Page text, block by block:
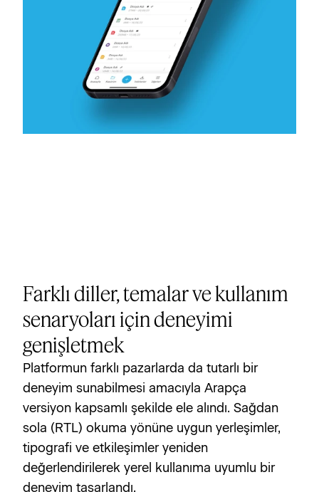
Farklı diller, temalar ve kullanım
senaryoları için deneyimi
genişletmek
Platformun farklı pazarlarda da tutarlı bir
deneyim sunabilmesi amacıyla Arapça
versiyon kapsamlı şekilde ele alındı. Sağdan
sola (RTL) okuma yönüne uygun yerleşimler,
tipografi ve etkileşimler yeniden
değerlendirilerek yerel kullanıma uyumlu bir
deneyim tasarlandı.